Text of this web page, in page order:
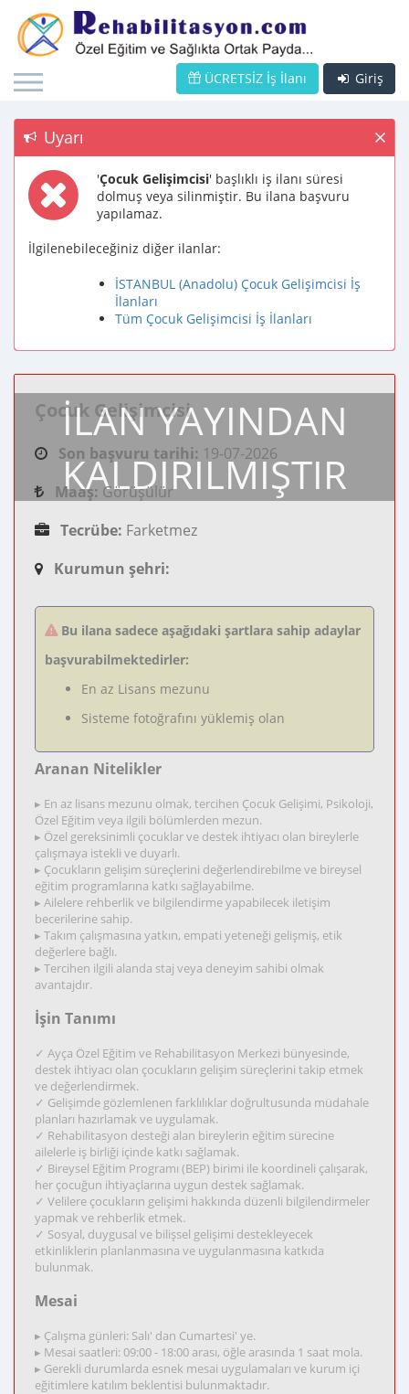
Giriş
ÜCRETSİZ İş İlanı
Uyarı
'Çocuk Gelişimcisi' başlıklı iş ilanı süresi
dolmuş veya silinmiştir. Bu ilana başvuru
yapılamaz.
İlgilenebileceğiniz diğer ilanlar:
İSTANBUL (Anadolu) Çocuk Gelişimcisi İş
İlanları
Tüm Çocuk Gelişimcisi İş İlanları
İLAN YAYINDAN
KALDIRILMIŞTIR
Çocuk Gelişimcisi
Son başvuru tarihi: 19-07-2026
Maaş: Görüşülür
Tecrübe: Farketmez
Kurumun şehri:
Bu ilana sadece aşağıdaki şartlara sahip adaylar
başvurabilmektedirler:
En az Lisans mezunu
Sisteme fotoğrafını yüklemiş olan
Aranan Nitelikler
▸ En az lisans mezunu olmak, tercihen Çocuk Gelişimi, Psikoloji,
Özel Eğitim veya ilgili bölümlerden mezun.
▸ Özel gereksinimli çocuklar ve destek ihtiyacı olan bireylerle
çalışmaya istekli ve duyarlı.
▸ Çocukların gelişim süreçlerini değerlendirebilme ve bireysel
eğitim programlarına katkı sağlayabilme.
▸ Ailelere rehberlik ve bilgilendirme yapabilecek iletişim
becerilerine sahip.
▸ Takım çalışmasına yatkın, empati yeteneği gelişmiş, etik
değerlere bağlı.
▸ Tercihen ilgili alanda staj veya deneyim sahibi olmak
avantajdır.
İşin Tanımı
✓ Ayça Özel Eğitim ve Rehabilitasyon Merkezi bünyesinde,
destek ihtiyacı olan çocukların gelişim süreçlerini takip etmek
ve değerlendirmek.
✓ Gelişimde gözlemlenen farklılıklar doğrultusunda müdahale
planları hazırlamak ve uygulamak.
✓ Rehabilitasyon desteği alan bireylerin eğitim sürecine
ailelerle iş birliği içinde katkı sağlamak.
✓ Bireysel Eğitim Programı (BEP) birimi ile koordineli çalışarak,
her çocuğun ihtiyaçlarına uygun destek sağlamak.
✓ Velilere çocukların gelişimi hakkında düzenli bilgilendirmeler
yapmak ve rehberlik etmek.
✓ Sosyal, duygusal ve bilişsel gelişimi destekleyecek
etkinliklerin planlanmasına ve uygulanmasına katkıda
bulunmak.
Mesai
▸ Çalışma günleri: Salı' dan Cumartesi' ye.
▸ Mesai saatleri: 09:00 - 18:00 arası, öğle arasında 1 saat mola.
▸ Gerekli durumlarda esnek mesai uygulamaları ve kurum içi
eğitimlere katılım beklentisi bulunmaktadır.